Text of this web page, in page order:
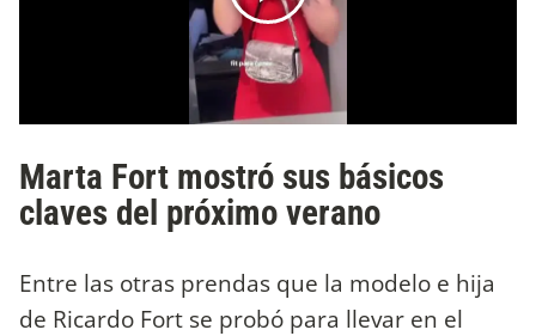
Marta Fort mostró sus básicos
claves del próximo verano
Entre las otras prendas que la modelo e hija
de Ricardo Fort se probó para llevar en el